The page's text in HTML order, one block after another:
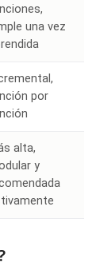
una vez
por
alta,
y